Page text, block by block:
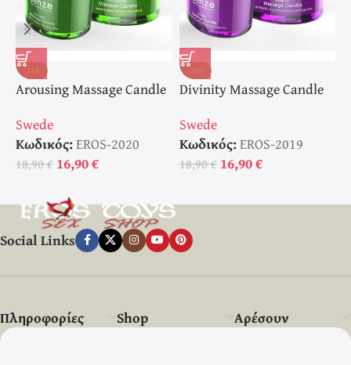
-11%
Arousing Massage Candle
Swede
Κωδικός:EROS-2020
18,90€ 16,90€
-11%
Divinity Massage Candle
Swede
Κωδικός:EROS-2019
18,90€ 16,90€
Social Links
Πληροφορίες Shop Αρέσουν